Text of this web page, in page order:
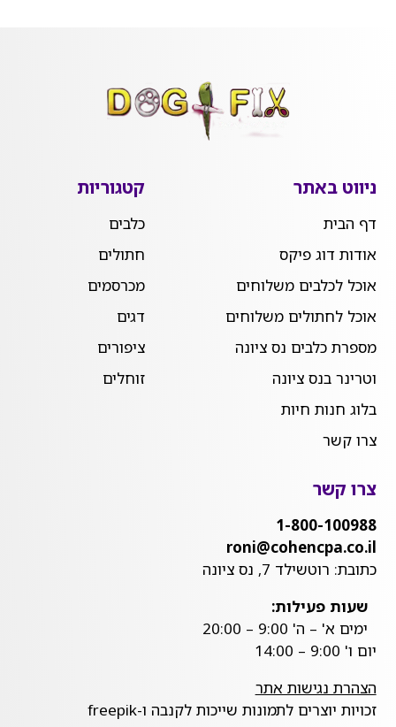
ניווט באתר
דף הבית
אודות דוג פיקס
אוכל לכלבים משלוחים
אוכל לחתולים משלוחים
מספרת כלבים נס ציונה
וטרינר בנס ציונה
בלוג חנות חיות
צרו קשר
קטגוריות
כלבים
חתולים
מכרסמים
דגים
ציפורים
זוחלים
צרו קשר
1-800-100988
roni@cohencpa.co.il
כתובת: רוטשילד 7, נס ציונה
שעות פעילות:
ימים א' – ה' 9:00 – 20:00
יום ו' 9:00 – 14:00
הצהרת נגישות אתר
זכויות יוצרים לתמונות שייכות לקנבה ו-freepik